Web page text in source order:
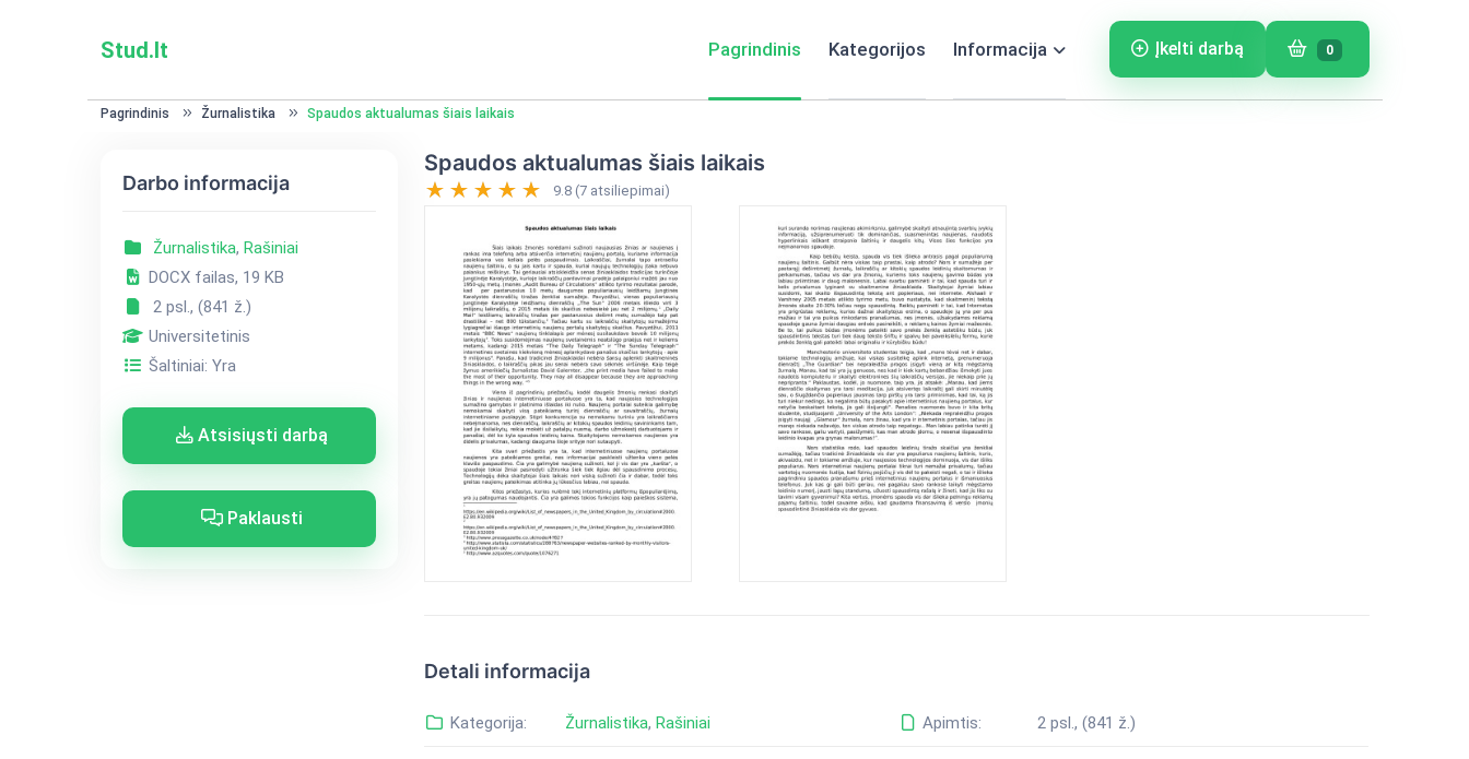
Stud.lt Pagrindinis Kategorijos Informacija Įkelti darbą 0
Pagrindinis Žurnalistika Spaudos aktualumas šiais laikais
Darbo informacija
Žurnalistika, Rašiniai
DOCX failas, 19 KB
2 psl., (841 ž.)
Universitetinis
Šaltiniai: Yra
Atsisiųsti darbą
Paklausti
Spaudos aktualumas šiais laikais
9.8 (7 atsiliepimai)
Detali informacija
Kategorija: Žurnalistika, Rašiniai Apimtis: 2 psl., (841 ž.)